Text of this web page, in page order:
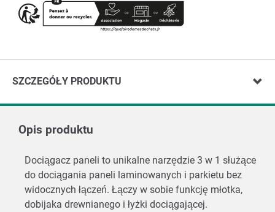
SZCZEGÓŁY PRODUKTU
Opis produktu
Dociągacz paneli to unikalne narzędzie 3 w 1 służące
do dociągania paneli laminowanych i parkietu bez
widocznych łączeń. Łączy w sobie funkcję młotka,
dobijaka drewnianego i łyżki dociągającej.